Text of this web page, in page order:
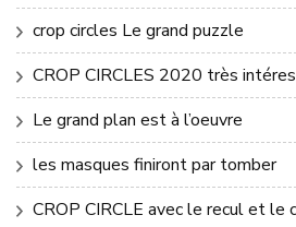
crop circles Le grand puzzle
CROP CIRCLES 2020 très
Le grand plan est à l’oeuvre
les masques finiront par tomber
CROP CIRCLE avec le recul et le